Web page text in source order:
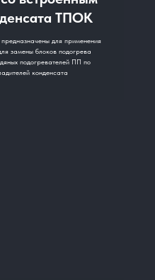
ТПОК
для применения
замены блоков подогрева
подогревателей ПП по
конденсата